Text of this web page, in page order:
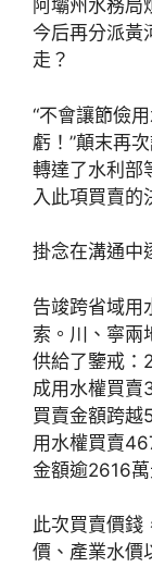
阿壩州水務局
今后再分派黃
走？
“不會讓節儉
虧！”顛末再
轉達了水利部
入此項買賣的
掛念在溝通中
告竣跨省域用
索。川、寧兩
供給了鑒戒：
成用水權買賣
買賣金額跨
用水權買賣
金額逾2616萬
此次買賣價錢
價、產業水價